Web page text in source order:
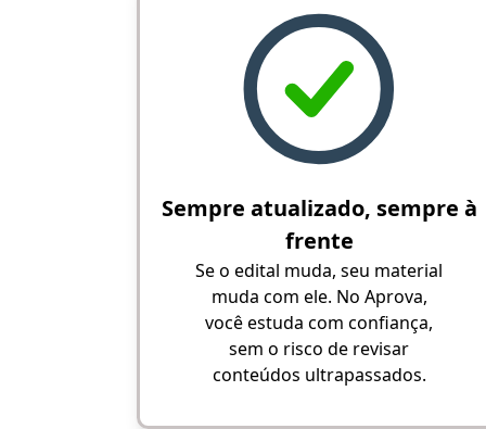
Sempre atualizado, sempre à
frente
Se o edital muda, seu material
muda com ele. No Aprova,
você estuda com confiança,
sem o risco de revisar
conteúdos ultrapassados.